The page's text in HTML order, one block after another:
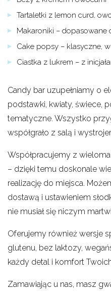
Tartaletki z lemon curd,
Makaroniki –
Cake popsy – klasyczne,
Ciastka z lukrem – z
Candy bar uzupełniamy o
podstawki, kwiaty, świece,
tematyczne. Wszystko
współgrało z salą i
Współpracujemy z
– dzięki temu doskonale
realizację do miejsca.
dostawą i ustawieniem
nie musiał się niczym
Oferujemy również wersje
glutenu, bez laktozy,
każdy detal i komfort
Zamawiając u nas, masz